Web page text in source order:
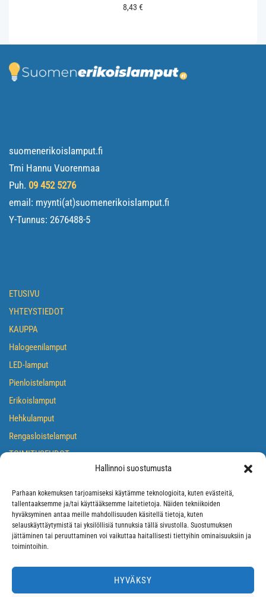
Hallinnoi suostumusta
Parhaan kokemuksen tarjoamiseksi käytämme teknologioita, kuten evästeitä,
tallentaaksemme ja/tai käyttääksemme laitetietoja. Näiden tekniikoiden
hyväksyminen antaa meille mahdollisuuden käsitellä tietoja, kuten
selauskäyttäytymistä tai yksilöllisiä tunnuksia tällä sivustolla. Suostumuksen
jättäminen tai peruuttaminen voi vaikuttaa haitallisesti tiettyihin ominaisuuksiin ja
toimintoihin.
HYVÄKSY
8,43 €
suomenerikoislamput.fi
Tmi Hannu Vuorenmaa
Puh. 09 452 5276
email: myynti(at)suomenerikoislamput.fi
Y-Tunnus: 2676488-5
ETUSIVU
YHTEYSTIEDOT
KAUPPA
Halogeenilamput
LED-lamput
Pienloistelamput
Erikoislamput
Hehkulamput
Rengasloistelamput
TOIMITUSEHDOT
EVÄSTEKÄYTÄNTÖ